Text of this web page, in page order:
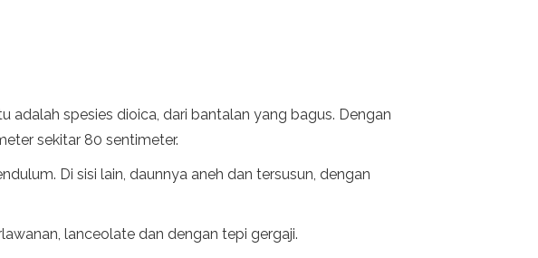
adalah spesies dioica, dari bantalan yang bagus. Dengan
sekitar 80 sentimeter.
Di sisi lain, daunnya aneh dan tersusun, dengan
lanceolate dan dengan tepi gergaji.